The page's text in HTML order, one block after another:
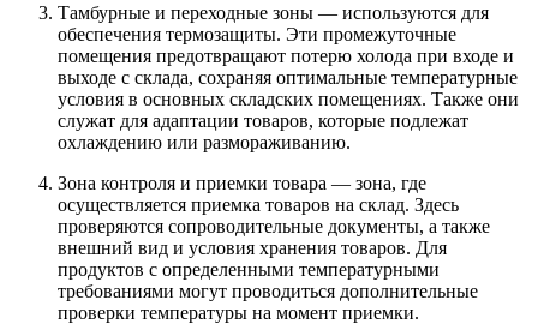
Тамбурные и переходные зоны — используются для
обеспечения термозащиты. Эти промежуточные
помещения предотвращают потерю холода при входе и
выходе с склада, сохраняя оптимальные температурные
условия в основных складских помещениях. Также они
служат для адаптации товаров, которые подлежат
охлаждению или размораживанию.
Зона контроля и приемки товара — зона, где
осуществляется приемка товаров на склад. Здесь
проверяются сопроводительные документы, а также
внешний вид и условия хранения товаров. Для
продуктов с определенными температурными
требованиями могут проводиться дополнительные
проверки температуры на момент приемки.